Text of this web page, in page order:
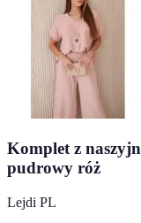
Komplet z
pudrowy róż
Lejdi PL